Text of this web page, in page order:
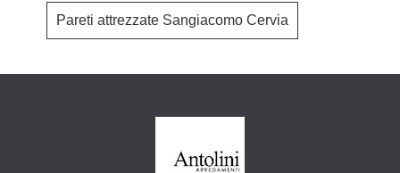
Pareti attrezzate Sangiacomo Cervia